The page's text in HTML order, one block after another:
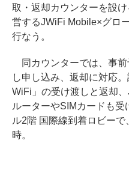
取・返却カウンターを設
営するJWiFi Mobile×グロ
行なう。
同カウンターでは、事前
し申し込み、返却に対応
WiFi」の受け渡しと返却
ルーターやSIMカードも
ル2階 国際線到着ロビー
時。